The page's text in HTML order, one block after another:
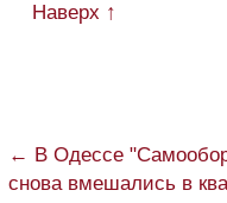
Наверх ↑
← В Одессе
снова вмешались в